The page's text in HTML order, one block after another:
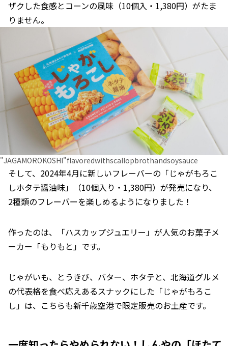
ザクした食感とコーンの風味（10個入・1,380円）がたま
りません。
"JAGAMOROKOSHI"flavoredwithscallopbrothandsoysauce
そして、2024年4月に新しいフレーバーの「じゃがもろこ
しホタテ醤油味」（10個入り・1,380円）が発売になり、
2種類のフレーバーを楽しめるようになりました！
作ったのは、「ハスカップジュエリー」が人気のお菓子メ
ーカー「もりもと」です。
じゃがいも、とうきび、バター、ホタテと、北海道グルメ
の代表格を食べ応えあるスナックにした「じゃがもろこ
し」は、こちらも新千歳空港で限定販売のお土産です。